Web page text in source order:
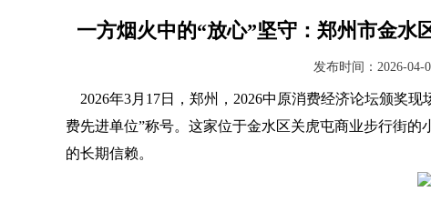
一方烟火中的“放心”坚守：郑州市金水
发布时间：2026-
2026年3月17日，郑州，2026中原消费经济论坛颁奖现
费先进单位”称号。这家位于金水区关虎屯商业步行街
的长期信赖。